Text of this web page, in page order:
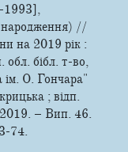
1993],
народження) //
на 2019 рік :
обл. бібл. т-во,
ім. О. Гончара"
; відп.
– Вип. 46.
74.